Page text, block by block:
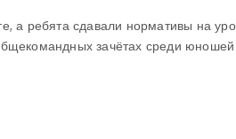
ребята сдавали нормативы на
зачётах среди